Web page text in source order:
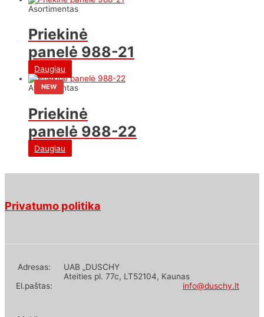
Asortimentas
Priekinė
panelė 988-21
Daugiau
NEW
Asortimentas
Priekinė
panelė 988-22
Daugiau
Privatumo politika
Adresas:
UAB „DUSCHY
Ateities pl. 77c, LT52104, Kaunas
El.paštas:
info@duschy.lt